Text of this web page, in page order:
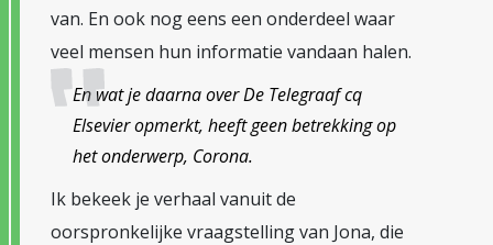
van. En ook nog eens een onderdeel waar
veel mensen hun informatie vandaan halen.
En wat je daarna over De Telegraaf cq
Elsevier opmerkt, heeft geen betrekking op
het onderwerp, Corona.
Ik bekeek je verhaal vanuit de
oorspronkelijke vraagstelling van Jona, die